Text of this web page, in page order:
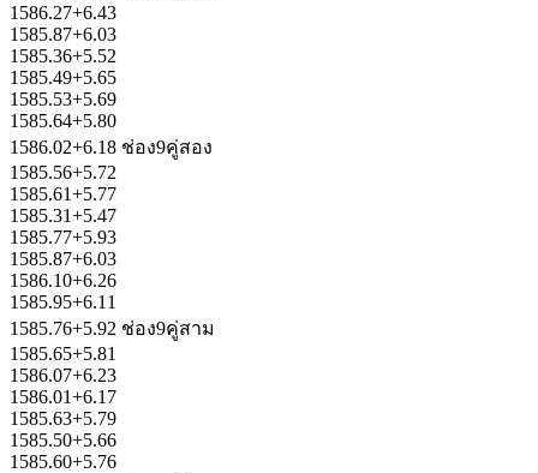
1586.27+6.43
1585.87+6.03
1585.36+5.52
1585.49+5.65
1585.53+5.69
1585.64+5.80
1586.02+6.18 ช่อง9คู่สอง
1585.56+5.72
1585.61+5.77
1585.31+5.47
1585.77+5.93
1585.87+6.03
1586.10+6.26
1585.95+6.11
1585.76+5.92 ช่อง9คู่สาม
1585.65+5.81
1586.07+6.23
1586.01+6.17
1585.63+5.79
1585.50+5.66
1585.60+5.76